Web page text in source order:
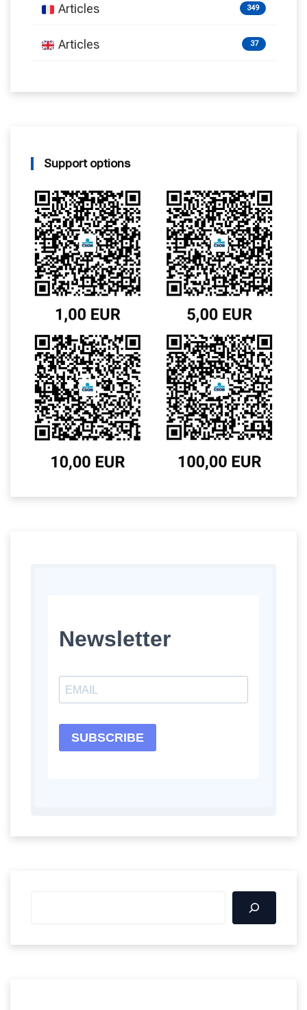
Articles 349
Articles 37
Support options